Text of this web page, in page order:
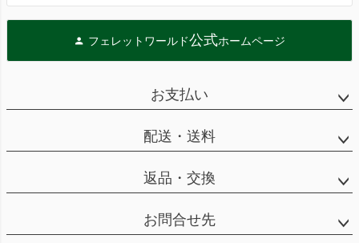
フェレットワールド公式ホームページ
お支払い
配送・送料
返品・交換
お問合せ先